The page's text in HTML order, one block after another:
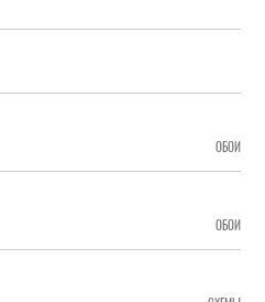
ОБОИ
ОБОИ